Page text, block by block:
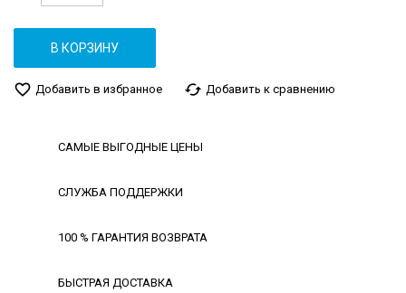
В КОРЗИНУ
favorite_border Добавить в избранное cached Добавить к сравнению
САМЫЕ ВЫГОДНЫЕ ЦЕНЫ
СЛУЖБА ПОДДЕРЖКИ
100 % ГАРАНТИЯ ВОЗВРАТА
БЫСТРАЯ ДОСТАВКА